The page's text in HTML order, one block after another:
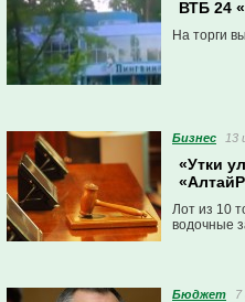
ВТБ 24
На торги
Бизнес 13
«Утки
Лот из 10
водочные
Бюджет 7